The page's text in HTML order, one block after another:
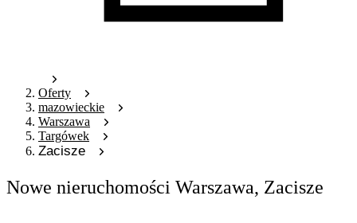
Oferty
mazowieckie
Warszawa
Targówek
Zacisze
Nowe nieruchomości Warszawa, Zacisze